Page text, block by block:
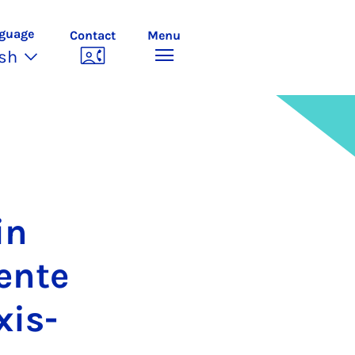
Contact Menu